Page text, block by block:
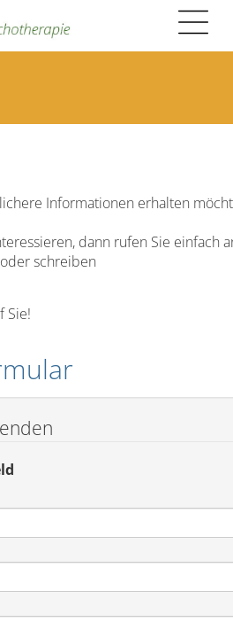
Informationen erhalten
dann rufen Sie einfach
schreiben
Sie!